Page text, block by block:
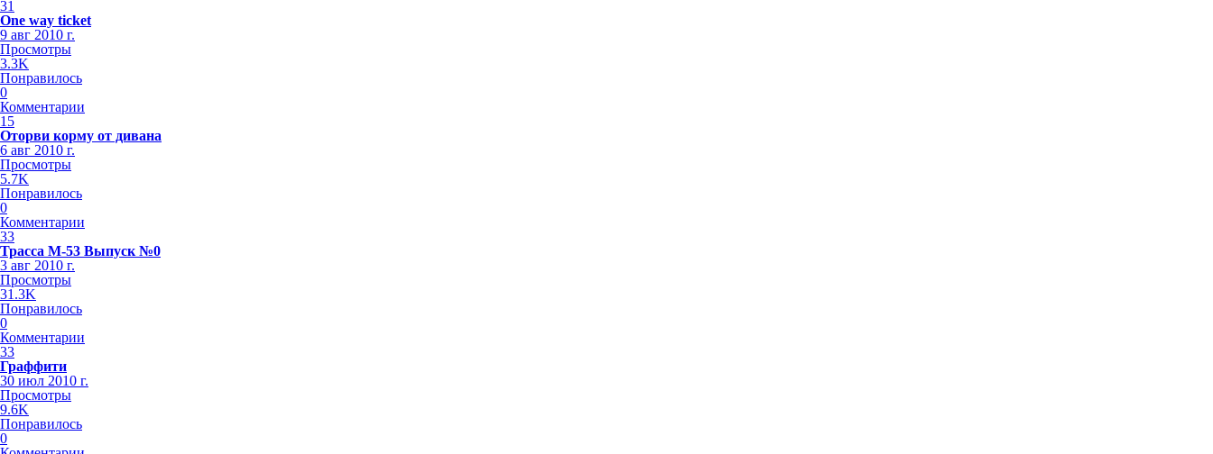
31
One way ticket
9 авг 2010 г.
Просмотры
3.3K
Понравилось
0
Комментарии
15
Оторви корму от дивана
6 авг 2010 г.
Просмотры
5.7K
Понравилось
0
Комментарии
33
Трасса М-53 Выпуск №0
3 авг 2010 г.
Просмотры
31.3K
Понравилось
0
Комментарии
33
Граффити
30 июл 2010 г.
Просмотры
9.6K
Понравилось
0